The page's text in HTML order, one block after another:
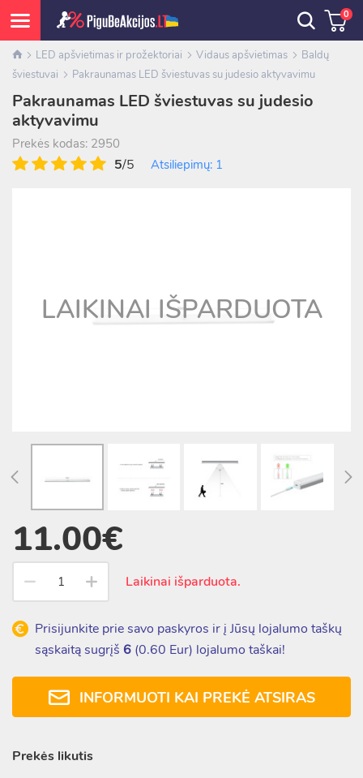
0
LED apšvietimas ir prožektoriai Vidaus apšvietimas
Baldų
šviestuvai
Pakraunamas LED šviestuvas su judesio aktyvavimu
Pakraunamas LED šviestuvas su judesio
aktyvavimu
Prekės kodas: 2950
5/5 Atsiliepimų: 1
LAIKINAI IŠPARDUOTA
11.00€
Laikinai išparduota.
Prisijunkite prie savo paskyros ir į Jūsų lojalumo taškų
sąskaitą sugrįš 6 (0.60 Eur) lojalumo taškai!
INFORMUOTI KAI PREKĖ ATSIRAS
Prekės likutis